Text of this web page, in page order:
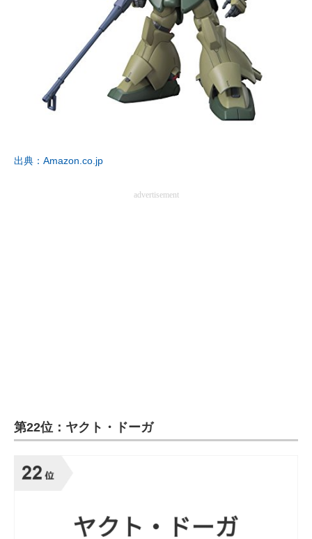
出典：Amazon.co.jp
advertisement
第22位：ヤクト・ドーガ